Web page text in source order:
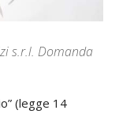
s.r.l. Domanda
(legge 14